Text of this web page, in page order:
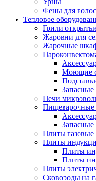
Урны
Фены для волос
Тепловое
Грили
Жаровни для
Жарочные
Моющие
Запасные
Печи
Пищеварочные
Запасные
Плиты газовые
Плиты
Плиты
Плиты
Плиты
Сковороды на